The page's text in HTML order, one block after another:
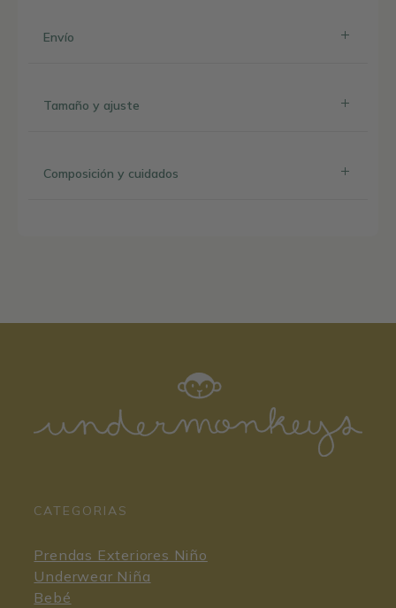
Envío
Tamaño y ajuste
Composición y cuidados
CATEGORIAS
Prendas Exteriores Niño
Underwear Niña
Bebé